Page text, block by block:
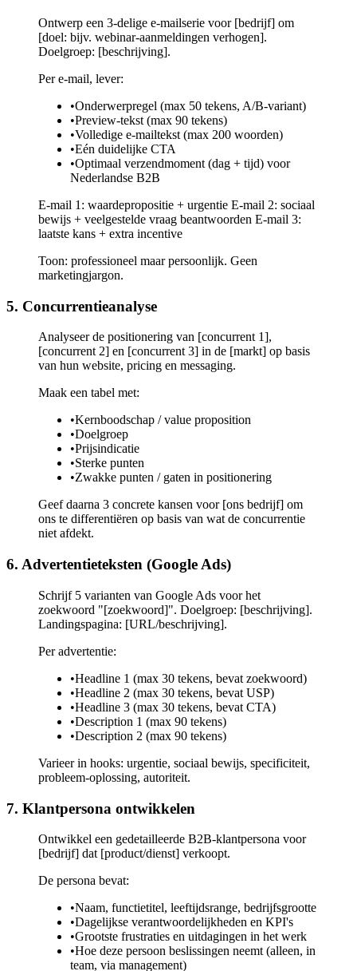
Ontwerp een 3-delige e-mailserie voor [bedrijf] om
[doel: bijv. webinar-aanmeldingen verhogen].
Doelgroep: [beschrijving].
Per e-mail, lever:
•Onderwerpregel (max 50 tekens, A/B-variant)
•Preview-tekst (max 90 tekens)
•Volledige e-mailtekst (max 200 woorden)
•Eén duidelijke CTA
•Optimaal verzendmoment (dag + tijd) voor
Nederlandse B2B
E-mail 1: waardepropositie + urgentie E-mail 2: sociaal
bewijs + veelgestelde vraag beantwoorden E-mail 3:
laatste kans + extra incentive
Toon: professioneel maar persoonlijk. Geen
marketingjargon.
5. Concurrentieanalyse
Analyseer de positionering van [concurrent 1],
[concurrent 2] en [concurrent 3] in de [markt] op basis
van hun website, pricing en messaging.
Maak een tabel met:
•Kernboodschap / value proposition
•Doelgroep
•Prijsindicatie
•Sterke punten
•Zwakke punten / gaten in positionering
Geef daarna 3 concrete kansen voor [ons bedrijf] om
ons te differentiëren op basis van wat de concurrentie
niet afdekt.
6. Advertentieteksten (Google Ads)
Schrijf 5 varianten van Google Ads voor het
zoekwoord "[zoekwoord]". Doelgroep: [beschrijving].
Landingspagina: [URL/beschrijving].
Per advertentie:
•Headline 1 (max 30 tekens, bevat zoekwoord)
•Headline 2 (max 30 tekens, bevat USP)
•Headline 3 (max 30 tekens, bevat CTA)
•Description 1 (max 90 tekens)
•Description 2 (max 90 tekens)
Varieer in hooks: urgentie, sociaal bewijs, specificiteit,
probleem-oplossing, autoriteit.
7. Klantpersona ontwikkelen
Ontwikkel een gedetailleerde B2B-klantpersona voor
[bedrijf] dat [product/dienst] verkoopt.
De persona bevat:
•Naam, functietitel, leeftijdsrange, bedrijfsgrootte
•Dagelijkse verantwoordelijkheden en KPI's
•Grootste frustraties en uitdagingen in het werk
•Hoe deze persoon beslissingen neemt (alleen, in
team, via management)